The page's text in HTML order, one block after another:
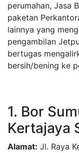
perumahan, Jasa
paketan
lainnya yang
pengambilan
bertugas
bersih/bening ke
1. Bor
Kertajaya
Alamat: Jl. Raya